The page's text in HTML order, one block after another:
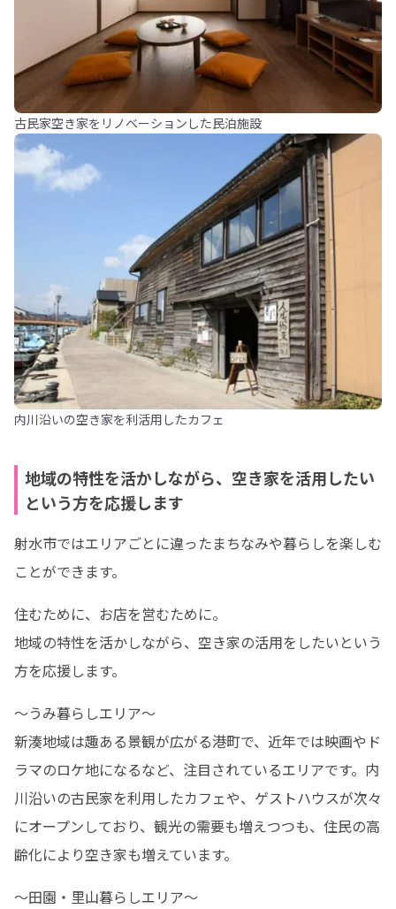
古民家空き家をリノベーションした民泊施設
内川沿いの空き家を利活用したカフェ
地域の特性を活かしながら、空き家を活用したい
という方を応援します
射水市ではエリアごとに違ったまちなみや暮らしを楽しむ
ことができます。
住むために、お店を営むために。
地域の特性を活かしながら、空き家の活用をしたいという
方を応援します。
～うみ暮らしエリア～
新湊地域は趣ある景観が広がる港町で、近年では映画やド
ラマのロケ地になるなど、注目されているエリアです。内
川沿いの古民家を利用したカフェや、ゲストハウスが次々
にオープンしており、観光の需要も増えつつも、住民の高
齢化により空き家も増えています。
～田園・里山暮らしエリア～